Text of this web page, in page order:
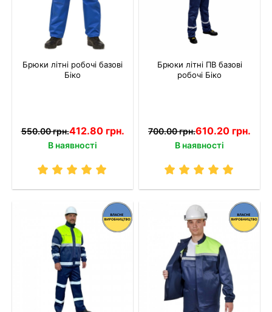
Брюки літні робочі базові
Біко
412.80 грн.
550.00 грн.
В наявності
Брюки літні ПВ базові
робочі Біко
610.20 грн.
700.00 грн.
В наявності